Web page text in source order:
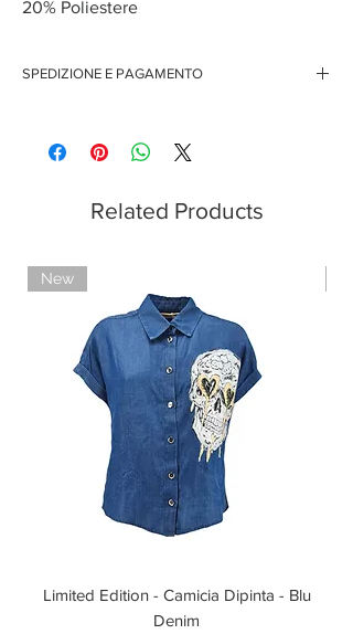
20% Poliestere
SPEDIZIONE E PAGAMENTO
Pagamento con PayPal
Related Products
New
Limited Edition - Camicia Dipinta - Blu
Denim